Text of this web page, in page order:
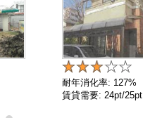
耐年消化率: 127%
賃貸需要: 24pt/25pt